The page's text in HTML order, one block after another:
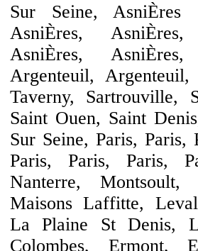
Sur Seine, AsniÈres
AsniÈres, AsniÈres,
AsniÈres, AsniÈres,
Argenteuil, Argenteuil,
Taverny, Sartrouville,
Saint Ouen, Saint
Sur Seine, Paris, Paris,
Paris, Paris, Paris,
Nanterre, Montsoult,
Maisons Laffitte,
La Plaine St Denis,
Colombes, Ermont,